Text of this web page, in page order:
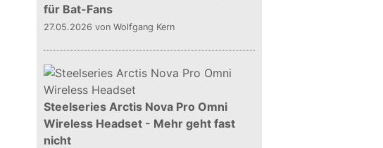
für Bat-Fans
27.05.2026 von Wolfgang Kern
Steelseries Arctis Nova Pro Omni
Wireless Headset - Mehr geht fast
nicht